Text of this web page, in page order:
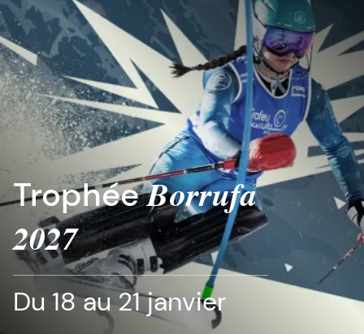
TrophéeBorrufa
2027
Du 18 au 21 janvier